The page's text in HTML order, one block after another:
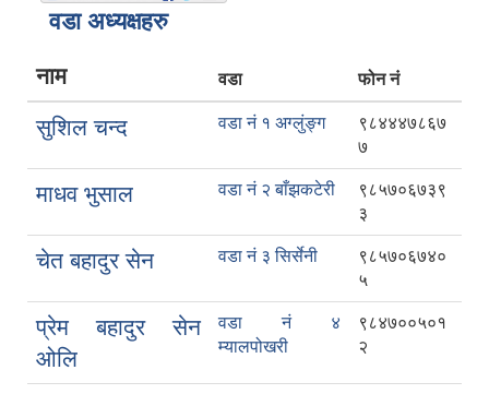
वडा अध्यक्षहरु
नाम वडा फोन नं
सुशिल चन्द वडा नं १ अग्लुंङ्ग
९८४४४७८६७
७
माधव भुसाल वडा नं २ बाँझकटेरी
९८५७०६७३९
३
चेत बहादुर सेन वडा नं ३ सिर्सेनी
९८५७०६७४०
५
प्रेम बहादुर सेन
ओलि
वडा नं ४
म्यालपोखरी
९८४७००५०१
२